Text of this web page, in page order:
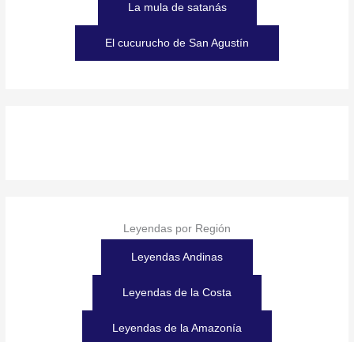
La mula de satanás
El cucurucho de San Agustín
Leyendas por Región
Leyendas Andinas
Leyendas de la Costa
Leyendas de la Amazonía